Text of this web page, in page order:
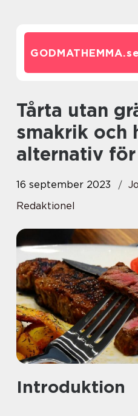
GODMATHEMMA.se
Tårta utan grädde: En
smakrik och
alternativ
16 september 2023
Redaktionel
Introduktion